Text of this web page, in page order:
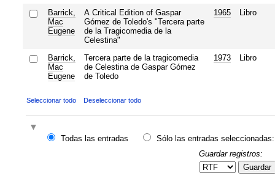
Barrick,
Mac
Eugene
A Critical Edition of Gaspar
Gómez de Toledo's "Tercera parte
de la Tragicomedia de la
Celestina"
1965 Libro
Barrick,
Mac
Eugene
Tercera parte de la tragicomedia
de Celestina de Gaspar Gómez
de Toledo
1973 Libro
Seleccionar todo Deseleccionar todo
Todas las entradas
Sólo las entradas seleccionadas:
Guardar registros:
Guardar